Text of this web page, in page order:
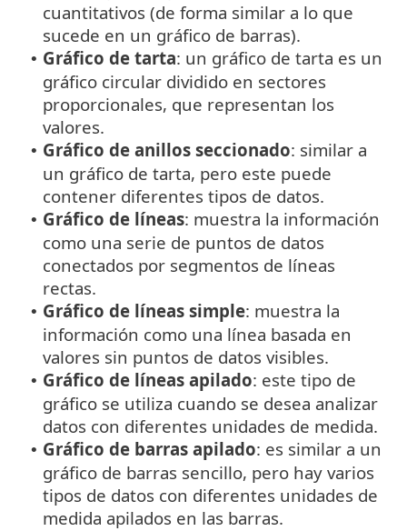
cuantitativos (de forma similar a lo que
sucede en un gráfico de barras).
• Gráfico de tarta: un gráfico de tarta es un
gráfico circular dividido en sectores
proporcionales, que representan los
valores.
• Gráfico de anillos seccionado: similar a
un gráfico de tarta, pero este puede
contener diferentes tipos de datos.
• Gráfico de líneas: muestra la información
como una serie de puntos de datos
conectados por segmentos de líneas
rectas.
• Gráfico de líneas simple: muestra la
información como una línea basada en
valores sin puntos de datos visibles.
• Gráfico de líneas apilado: este tipo de
gráfico se utiliza cuando se desea analizar
datos con diferentes unidades de medida.
• Gráfico de barras apilado: es similar a un
gráfico de barras sencillo, pero hay varios
tipos de datos con diferentes unidades de
medida apilados en las barras.